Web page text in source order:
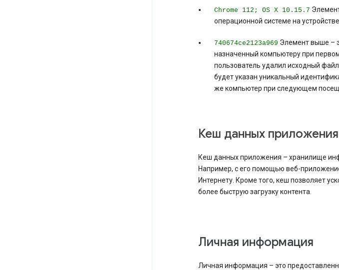
Chrome 112; OS X 10.15.7
операционной системе на
740674ce2123a969 Элемент выше –
назначенный компьютеру при
пользователь удалил исходный
будет указан уникальный
же компьютер при следующем
Кеш данных приложения
Кеш данных приложения – хранилище
Например, с его помощью веб-
Интернету. Кроме того, кеш позволяет
более быструю загрузку контента.
Личная информация
Личная информация – это